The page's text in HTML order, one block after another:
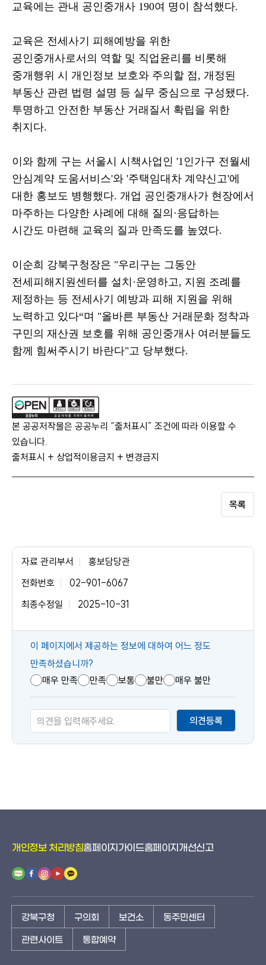
교육에는 관내 공인중개사 190여 명이 참석했다.
교육은 전세사기 피해예방을 위한
공인중개사로서의 역할 및 직업윤리를 비롯해
중개행위 시 개인정보 보호와 주의할 점, 개정된
부동산 관련 법령 설명 등 실무 중심으로 구성됐다.
투명하고 안전한 부동산 거래질서 확립을 위한
취지다.
이와 함께 구는 서울시 시책사업인 '1인가구 전월세
안심계약 도움서비스'와 '주택임대차 계약신고'에
대한 홍보도 병행했다. 개업 공인중개사가 현장에서
마주하는 다양한 사례에 대해 질의 ·응답하는
시간도 마련해 교육의 질과 만족도를 높였다.
이순희 강북구청장은 "우리구는 그동안
전세피해지원센터를 설치 ·운영하고, 지원 조례를
제정하는 등 전세사기 예방과 피해 지원을 위해
노력하고 있다“며 "올바른 부동산 거래문화 정착과
구민의 재산권 보호를 위해 공인중개사 여러분들도
함께 힘써주시기 바란다"고 당부했다.
본 공공저작물은 공공누리 “출처표시” 조건에 따라 이용할 수
있습니다.
출처표시 + 상업적이용금지 + 변경금지
목록
자료 관리부서
홍보담당관
전화번호
02-901-6067
최종수정일
2025-10-31
콘
텐
츠
만
족
도
이 페이지에서 제공하는 정보에 대하여 어느 정도
만족하셨습니까?
매우 만족
만족 보통 불만 매우 불만
의견등록
개인정보 처리방침홈페이지가이드홈페이지개선신고
강북구청 구의회 보건소 동주민센터
관련사이트 통합예약